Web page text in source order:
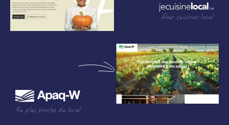
Pour cuisiner local
Au plus proche du local